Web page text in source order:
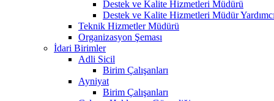
Destek ve Kalite Hizmetleri Müdürü
Destek ve Kalite Hizmetleri Müdür
Teknik Hizmetler Müdürü
Organizasyon Şeması
İdari Birimler
Adli Sicil
Birim Çalışanları
Ayniyat
Birim Çalışanları